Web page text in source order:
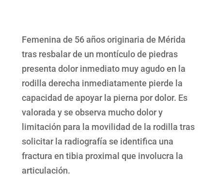
Femenina de 56 años originaria de Mérida
tras resbalar de un montículo de piedras
presenta dolor inmediato muy agudo en la
rodilla derecha inmediatamente pierde la
capacidad de apoyar la pierna por dolor. Es
valorada y se observa mucho dolor y
limitación para la movilidad de la rodilla tras
solicitar la radiografía se identifica una
fractura en tibia proximal que involucra la
articulación.